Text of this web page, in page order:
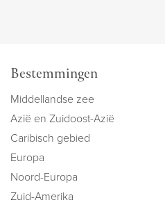
Bestemmingen
Middellandse zee
Azië en Zuidoost-Azië
Caribisch gebied
Europa
Noord-Europa
Zuid-Amerika